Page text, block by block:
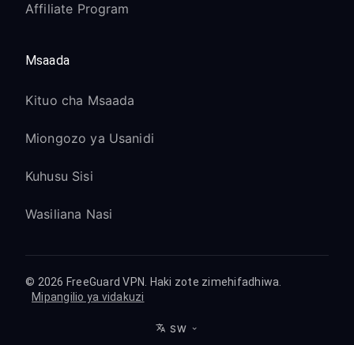
Affiliate Program
Msaada
Kituo cha Msaada
Miongozo ya Usanidi
Kuhusu Sisi
Wasiliana Nasi
© 2026 FreeGuard VPN. Haki zote zimehifadhiwa.
Mipangilio ya vidakuzi
SW